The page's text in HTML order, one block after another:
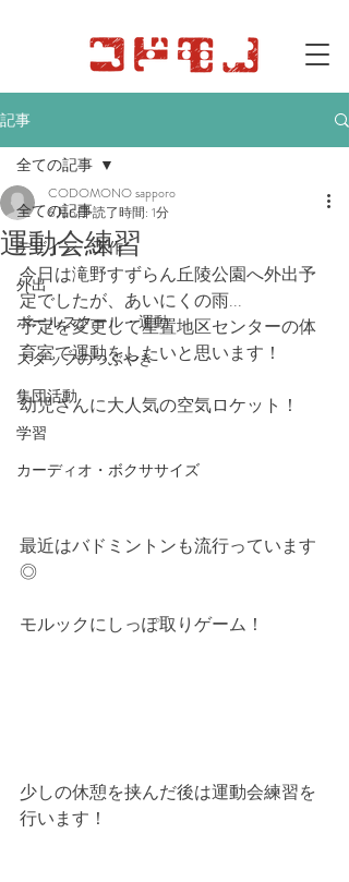
記事
全ての記事
デザイン・工作
外出
ボールスクール・運動
スタッフのつぶやき
集団活動
学習
カーディオ・ボクササイズ
全ての記事
運動会練習
CODOMONO sapporo
6月6日読了時間: 1分
今日は滝野すずらん丘陵公園へ外出予
定でしたが、あいにくの雨...
予定を変更して星置地区センターの体
育室で運動をしたいと思います！
幼児さんに大人気の空気ロケット！
最近はバドミントンも流行っています
◎
モルックにしっぽ取りゲーム！
少しの休憩を挟んだ後は運動会練習を
行います！